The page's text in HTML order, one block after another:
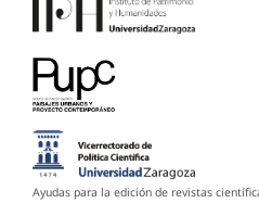
Ayudas para la edición de revistas